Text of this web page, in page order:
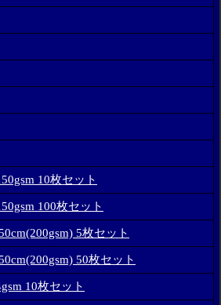
10枚セット
100枚セット
5枚セット
50枚セット
10枚セット